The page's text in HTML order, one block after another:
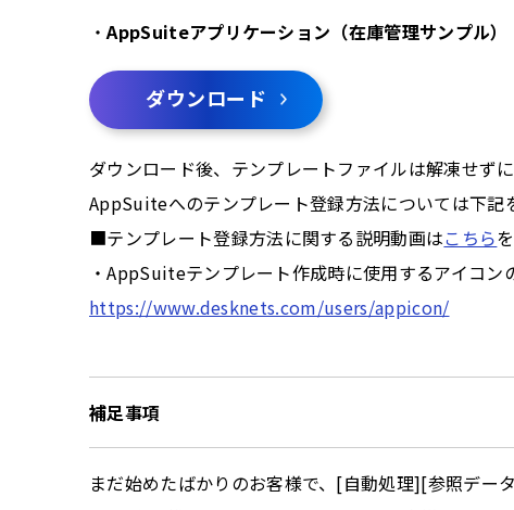
・AppSuiteアプリケーション（在庫管理サンプル）
ダウンロード
ダウンロード後、テンプレートファイルは解凍せず
AppSuiteへのテンプレート登録方法については下記
■テンプレート登録方法に関する説明動画はこちら
・AppSuiteテンプレート作成時に使用するアイコン
https://www.desknets.com/users/appicon/
補足事項
まだ始めたばかりのお客様で、[自動処理][参照デー